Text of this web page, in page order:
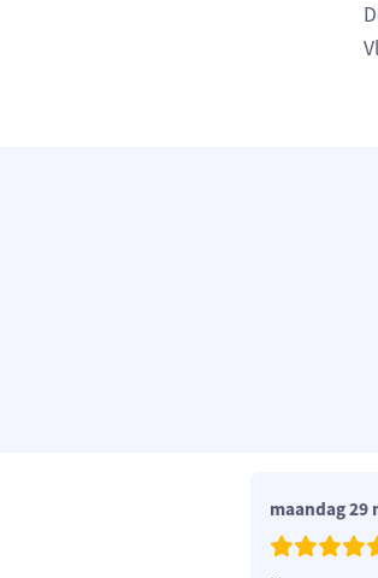
maandag 29